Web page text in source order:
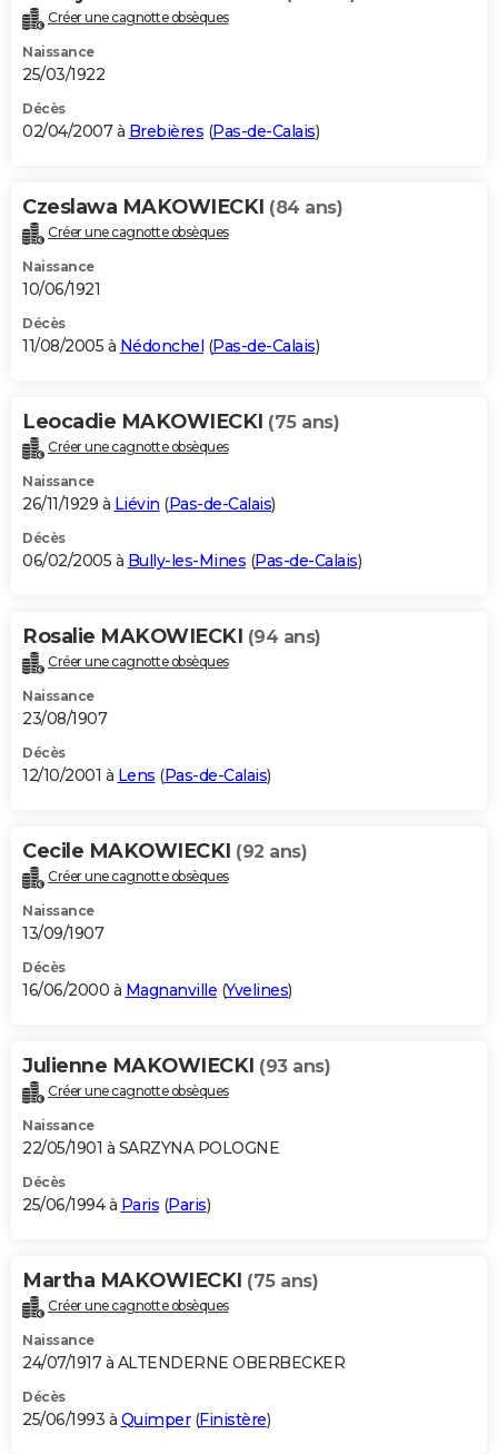
Créer une cagnotte obsèques
Naissance
25/03/1922
Décès
02/04/2007 à Brebières (Pas-de-Calais)
Czeslawa MAKOWIECKI (84 ans)
Créer une cagnotte obsèques
Naissance
10/06/1921
Décès
11/08/2005 à Nédonchel (Pas-de-Calais)
Leocadie MAKOWIECKI (75 ans)
Créer une cagnotte obsèques
Naissance
26/11/1929 à Liévin (Pas-de-Calais)
Décès
06/02/2005 à Bully-les-Mines (Pas-de-Calais)
Rosalie MAKOWIECKI (94 ans)
Créer une cagnotte obsèques
Naissance
23/08/1907
Décès
12/10/2001 à Lens (Pas-de-Calais)
Cecile MAKOWIECKI (92 ans)
Créer une cagnotte obsèques
Naissance
13/09/1907
Décès
16/06/2000 à Magnanville (Yvelines)
Julienne MAKOWIECKI (93 ans)
Créer une cagnotte obsèques
Naissance
22/05/1901 à SARZYNA POLOGNE
Décès
25/06/1994 à Paris (Paris)
Martha MAKOWIECKI (75 ans)
Créer une cagnotte obsèques
Naissance
24/07/1917 à ALTENDERNE OBERBECKER
Décès
25/06/1993 à Quimper(Finistère)